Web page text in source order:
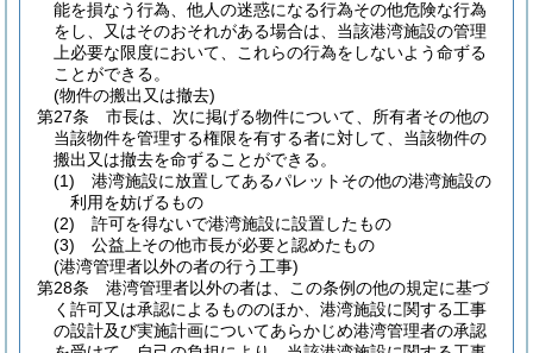
能を損なう行為、他人の迷惑になる行為その他危険な行為
をし、又はそのおそれがある場合は、当該港湾施設の管理
上必要な限度において、これらの行為をしないよう命ずる
ことができる。
(物件の搬出又は撤去)
第27条
市長は、次に掲げる物件について、所有者その他の
当該物件を管理する権限を有する者に対して、当該物件の
搬出又は撤去を命ずることができる。
(1)
港湾施設に放置してあるパレットその他の港湾施設の
利用を妨げるもの
(2)
許可を得ないで港湾施設に設置したもの
(3)
公益上その他市長が必要と認めたもの
(港湾管理者以外の者の行う工事)
第28条
港湾管理者以外の者は、この条例の他の規定に基づ
く許可又は承認によるもののほか、港湾施設に関する工事
の設計及び実施計画についてあらかじめ港湾管理者の承認